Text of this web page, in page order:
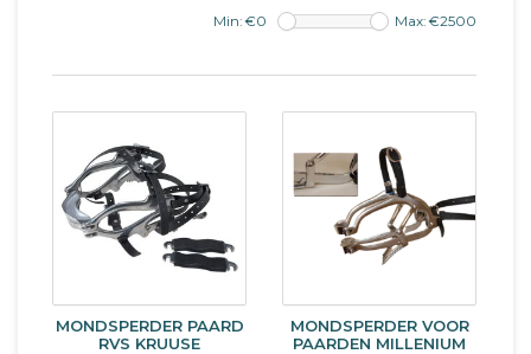
Min: €0 Max: €2500
MONDSPERDER PAARD
RVS KRUUSE
MONDSPERDER VOOR
PAARDEN MILLENIUM